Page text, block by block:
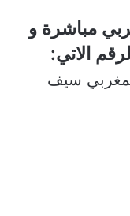
مباشرة و
الاتي:
سيف